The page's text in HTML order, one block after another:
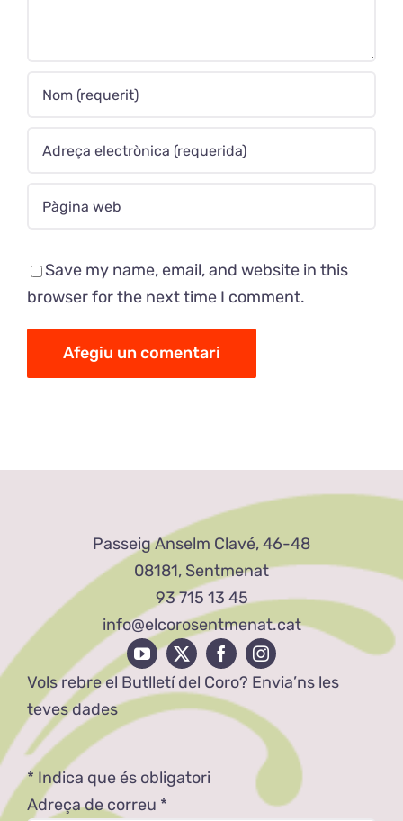
Save my name, email, and website in this
browser for the next time I comment.
Passeig Anselm Clavé, 46-48
08181, Sentmenat
93 715 13 45
info@elcorosentmenat.cat
Vols rebre el Butlletí del Coro? Envia’ns les
teves dades
* Indica que és obligatori
Adreça de correu *